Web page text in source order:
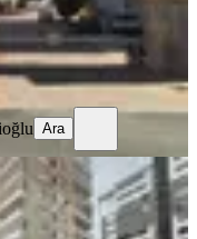
Ara
Mimoza
4+1